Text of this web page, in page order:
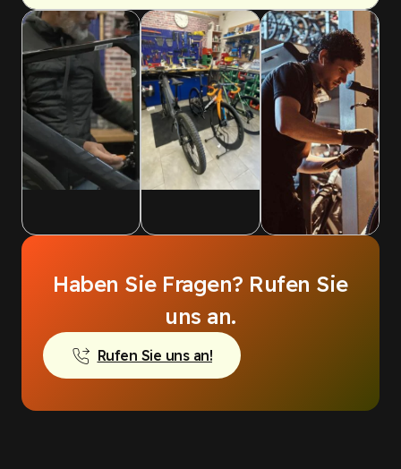
Haben Sie Fragen? Rufen Sie
uns an.
Rufen Sie uns an!